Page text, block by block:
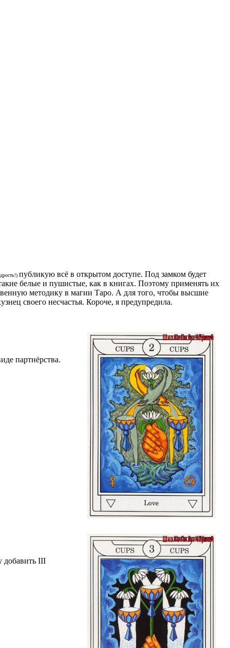
публикую всё в открытом доступе. Под замком будет
белые и пушистые, как в книгах. Поэтому применять их
методику в магии Таро. А для того, чтобы высшие
своего несчастья. Короче, я предупредила.
партнёрства.
добавить III